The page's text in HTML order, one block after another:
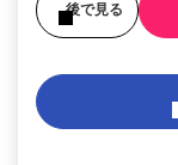
後で見る